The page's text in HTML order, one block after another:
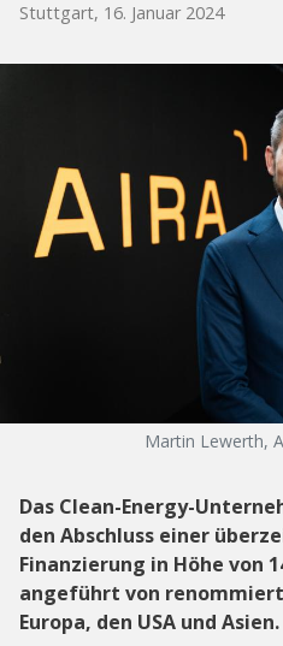
Stuttgart, 16. Januar 2024
Martin Lewerth,
Das Clean-Energy-
den Abschluss einer
Finanzierung in Höhe von
angeführt von
Europa, den USA und Asien.